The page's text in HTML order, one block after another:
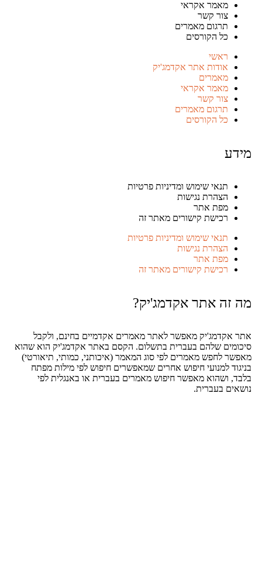
מאמר אקראי
צור קשר
תרגום מאמרים
כל הקורסים
אודות אתר אקדמג'יק
מאמרים
מאמר אקראי
צור קשר
תרגום מאמרים
כל הקורסים
תנאי שימוש ומדיניות פרטיות
הצהרת נגישות
מפת אתר
רכישת קישורים מאתר זה
תנאי שימוש ומדיניות פרטיות
הצהרת נגישות
מפת אתר
רכישת קישורים מאתר זה
אתר אקדמג'יק?
מאפשר לאתר מאמרים אקדמיים בחינם, ולקבל
שלהם בעברית בתשלום. הקסם באתר אקדמג'יק הוא שהוא
לחפש מאמרים לפי סוג המאמר (איכותני, כמותי, תיאורטי)
למנועי חיפוש אחרים שמאפשרים חיפוש לפי מילות מפתח
מאפשר חיפוש מאמרים בעברית או באנגלית לפי
בעברית.